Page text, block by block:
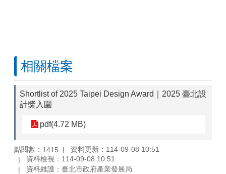
相關檔案
Shortlist of 2025 Taipei Design Award｜2025 臺北設
計獎入圍
pdf(4.72 MB)
點閱數： 1415
資料更新：114-09-08 10:51
資料檢視：114-09-08 10:51
資料維護：臺北市政府產業發展局